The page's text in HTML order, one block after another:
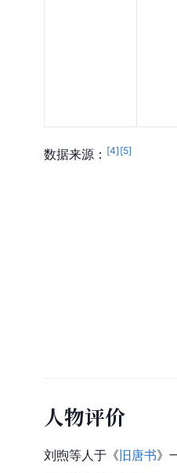
数据来源： [4] [5]
人物评价
刘煦等人于《旧唐书》